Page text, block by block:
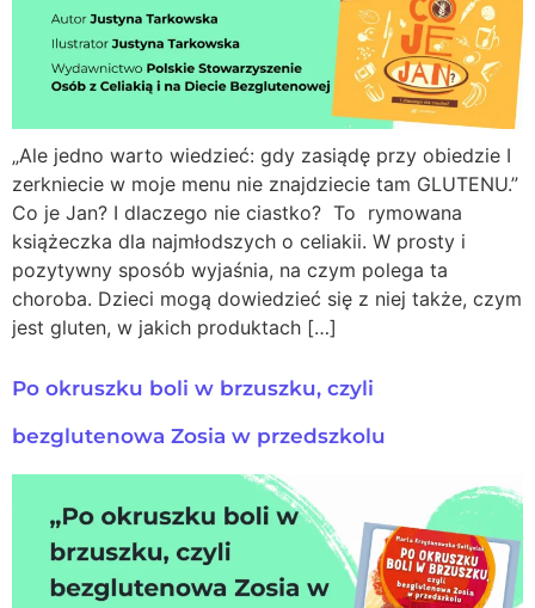
„Ale jedno warto wiedzieć: gdy zasiądę przy obiedzie I
zerkniecie w moje menu nie znajdziecie tam GLUTENU.”
Co je Jan? I dlaczego nie ciastko? To rymowana
książeczka dla najmłodszych o celiakii. W prosty i
pozytywny sposób wyjaśnia, na czym polega ta
choroba. Dzieci mogą dowiedzieć się z niej także, czym
jest gluten, w jakich produktach […]
Po okruszku boli w brzuszku, czyli
bezglutenowa Zosia w przedszkolu